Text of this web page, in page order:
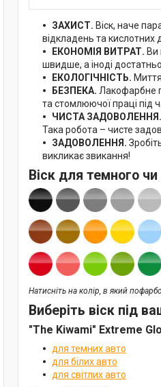
ЗАХИСТ. Віск, наче
відкладень та кислотних
ЕКОНОМІЯ ВИТРАТ. Ви
швидше, а іноді
ЕКОЛОГІЧНІСТЬ.
БЕЗПЕКА. Лакофарбне
та стомлюючої праці під
ЧИСТА ЗАДОВОЛЕННЯ.
Така робота – чисте
ЗАДОВОЛЕННЯ.
викликає звикання!
Віск для темного чи
Натисніть на колір, в який
Виберіть віск під
"The Kiwami" Extreme
для темних авто
для білих авто
для світлих авто